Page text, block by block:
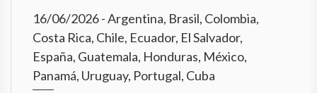
16/06/2026- Argentina, Brasil, Colombia,
Costa Rica, Chile, Ecuador, El Salvador,
España, Guatemala, Honduras, México,
Panamá, Uruguay, Portugal, Cuba